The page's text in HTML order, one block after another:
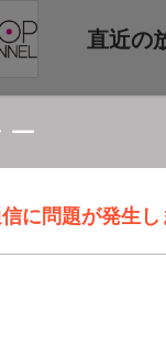
ー
に問題が発生
直近の